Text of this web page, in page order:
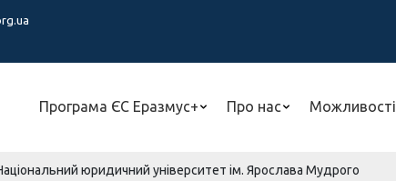
Програма ЄС Еразмус+ Про нас Можливості
юридичний університет ім. Ярослава Мудрого